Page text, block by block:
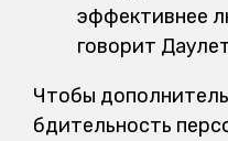
эффективнее
говорит
Чтобы
бдительность